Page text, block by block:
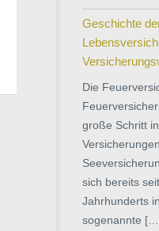
Geschichte
Die
große Schritt
sich bereits
Jahrhunderts
sogenannte